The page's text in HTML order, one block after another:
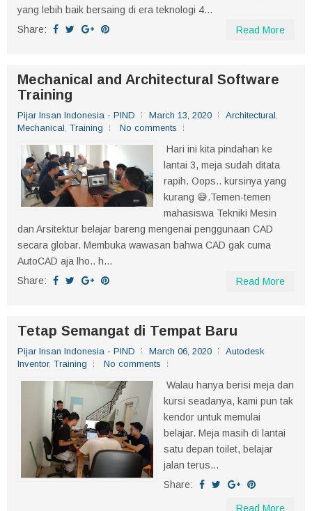
yang lebih baik bersaing di era teknologi 4...
Share:
Read More
Mechanical and Architectural Software
Training
Pijar Insan Indonesia - PIND March 13, 2020 Architectural
Mechanical Training No comments
Hari ini kita pindahan ke
lantai 3, meja sudah ditata
rapih. Oops.. kursinya yang
kurang 😅.Temen-temen
mahasiswa Tekniki Mesin
dan Arsitektur belajar bareng mengenai penggunaan CAD
secara globar. Membuka wawasan bahwa CAD gak cuma
AutoCAD aja lho.. h...
Share:
Read More
Tetap Semangat di Tempat Baru
Pijar Insan Indonesia - PIND March 06, 2020
Autodesk
Inventor, Training No comments
Walau hanya berisi meja dan
kursi seadanya, kami pun tak
kendor untuk memulai
belajar. Meja masih di lantai
satu depan toilet, belajar
jalan terus...
Share:
Read More